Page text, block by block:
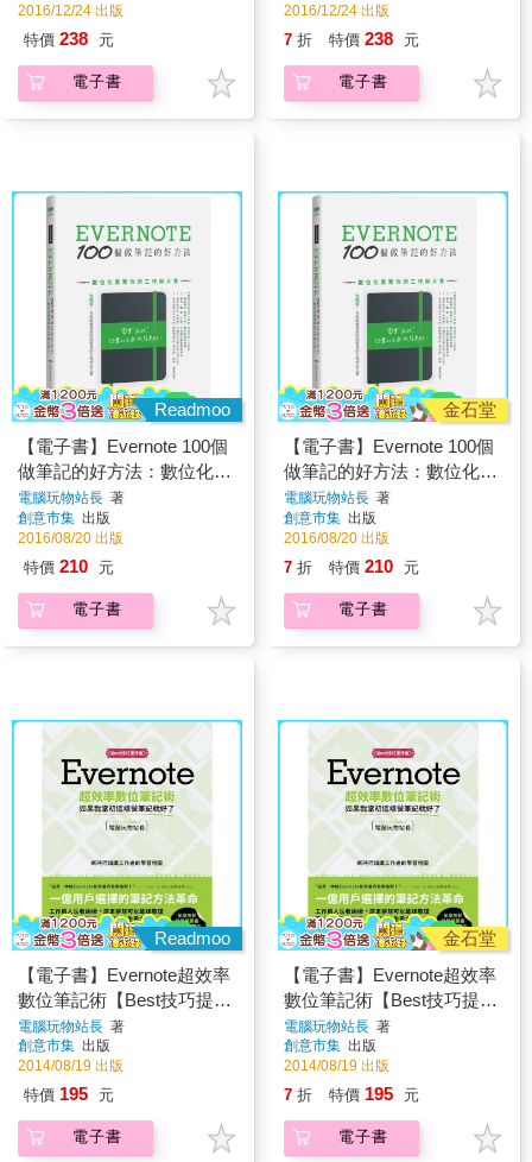
2016/12/24 出版
特價 238 元
電子書
2016/12/24 出版
7 折 特價 238 元
電子書
Readmoo
【電子書】Evernote 100個
做筆記的好方法：數位化重
整你的工作與人生（全新增
訂版）
電腦玩物站長 著
創意市集 出版
2016/08/20 出版
特價 210 元
電子書
金石堂
【電子書】Evernote 100個
做筆記的好方法：數位化重
整你的工作與人生
電腦玩物站長 著
創意市集 出版
2016/08/20 出版
7 折 特價 210 元
電子書
Readmoo
【電子書】Evernote超效率
數位筆記術【Best技巧提升
版】
電腦玩物站長 著
創意市集 出版
2014/08/19 出版
特價 195 元
電子書
金石堂
【電子書】Evernote超效率
數位筆記術【Best技巧提升
版】：如果我當初這樣做筆
記就好了
電腦玩物站長 著
創意市集 出版
2014/08/19 出版
7 折 特價 195 元
電子書